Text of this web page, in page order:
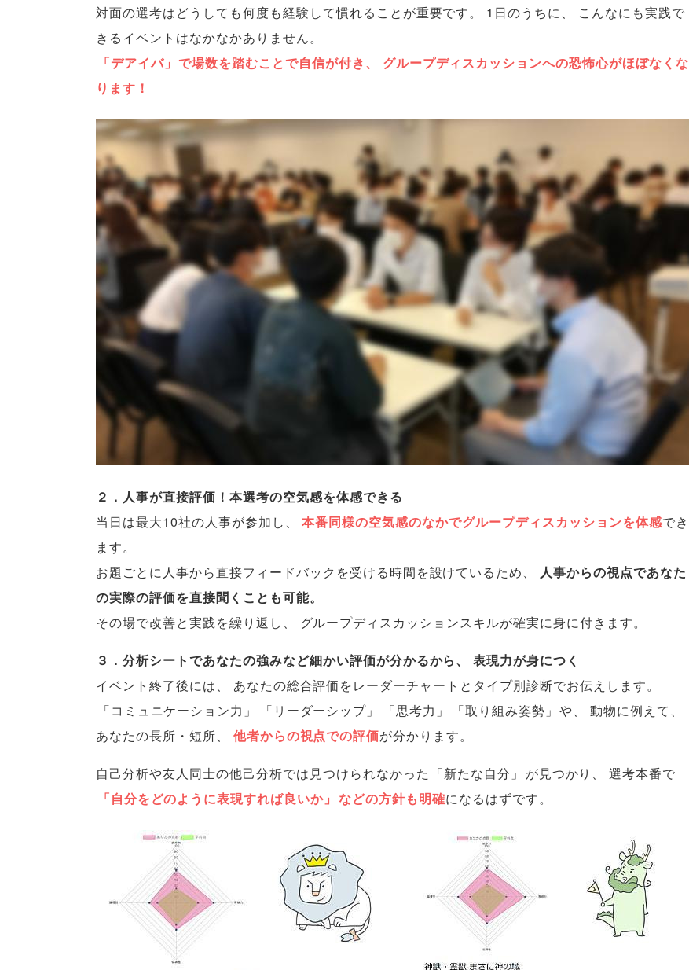
対面の選考はどうしても何度も経験して慣れることが重要です。 1日のうちに、
こんなにも実践で
きるイベントはなかなかありません。
「デアイバ」 で場数を踏むことで自信が付き、
グループディスカッションへの恐怖心がほぼなくな
ります！
２．人事が直接評価！本選考の空気感を体感できる
当日は最大10社の人事が参加し 、 本番同様の空気感のなかでグループディスカッションを体感でき
ます。
お題ごとに人事から直接フィードバックを受ける時間を設けているため、
人事からの視点であなた
の実際の評価を直接聞くことも可能。
その場で改善と実践を繰り返し 、 グループディスカッションスキルが確実に身に付きます。
３．分析シートであなたの強みなど細かい評価が分かるから、
表現力が身につく
イベント終了後には、 あなたの総合評価をレーダーチャートとタイプ別診断でお伝えします。
「コミュニケーション力 」 「 リーダーシップ 」 「思考力 」 「取り組み姿勢 」 や、 動物に例えて 、
あなたの長所・短所、 他者からの視点での評価が分かります。
自己分析や友人同士の他己分析では見つけられなかった 「新たな自分 」 が見つかり 、
選考本番で
「自分をどのように表現すれば良いか 」 などの方針も明確になるはずです。